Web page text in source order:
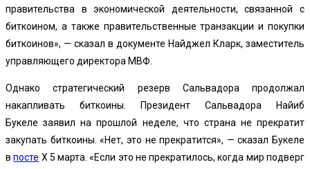
правительства в экономической деятельности, связанной с
биткоином, а также правительственные транзакции и покупки
биткоинов», — сказал в документе Найджел Кларк, заместитель
управляющего директора МВФ.
Однако стратегический резерв Сальвадора продолжал
накапливать биткоины. Президент Сальвадора Найиб
Букелезаявил на прошлой неделе, что страна не прекратит
закупать биткоины. «Нет, это не прекратится», — сказал Букеле
впосте X 5 марта. «Если это не прекратилось, когда мир подверг